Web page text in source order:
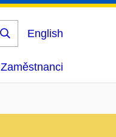
Vyhledat
English
Zaměstnanci